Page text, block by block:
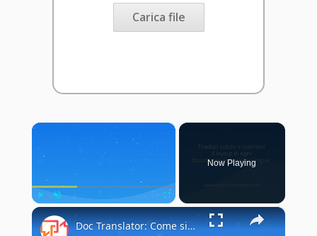
Carica file
×
Play Unmute Fullscreen
Now Playing
×
Doc Translator: Come si usa il traduttore di documenti?